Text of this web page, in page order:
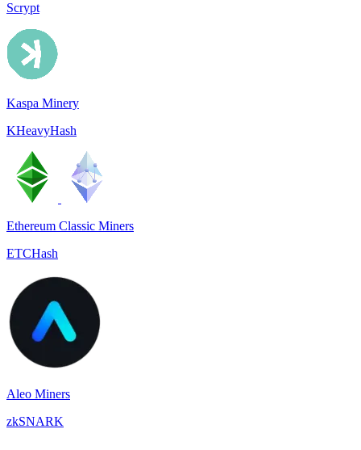
Scrypt
Kaspa Minery
KHeavyHash
Ethereum Classic Miners
ETCHash
Aleo Miners
zkSNARK